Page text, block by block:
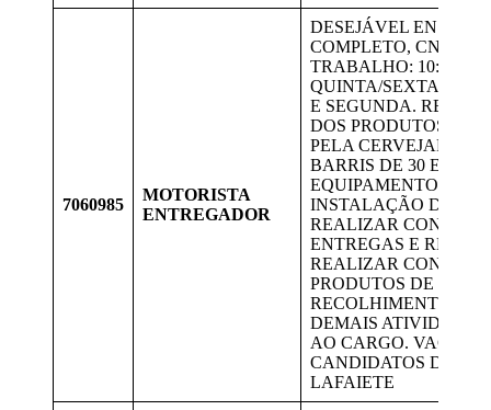
7060985
MOTORISTA
ENTREGADOR
DESEJÁVEL ENSINO
COMPLETO, CNH B,
TRABALHO: 10:00 ÀS
QUINTA/SEXTA/
E SEGUNDA.
DOS PRODUTOS
PELA CERVEJARIA,
BARRIS DE 30 E 50
EQUIPAMENTOS,
INSTALAÇÃO DE
REALIZAR
ENTREGAS E
REALIZAR
PRODUTOS DE
RECOLHIMENTO,
DEMAIS ATIVIDADES
AO CARGO. VAGAS
CANDIDATOS DE
LAFAIETE